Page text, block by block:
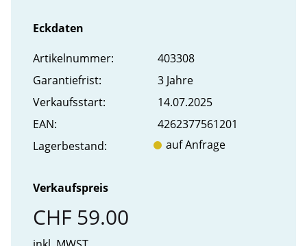
Eckdaten
Artikel­nummer:
403308
Garantiefrist:
3 Jahre
Verkaufs­start:
14.07.2025
EAN:
4262377561201
Lager­bestand:
auf Anfrage
Verkaufspreis
CHF 59.00